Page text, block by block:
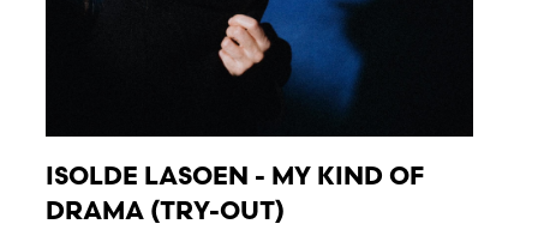
ISOLDE LASOEN - MY KIND OF
DRAMA (TRY-OUT)